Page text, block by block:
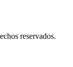
reservados.